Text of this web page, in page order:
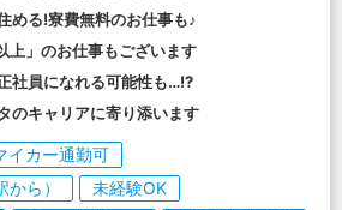
める!寮費無料のお仕事も♪
上」のお仕事もございます
社員になれる可能性も…!?
のキャリアに寄り添います
イカー通勤可
ら）
未経験OK